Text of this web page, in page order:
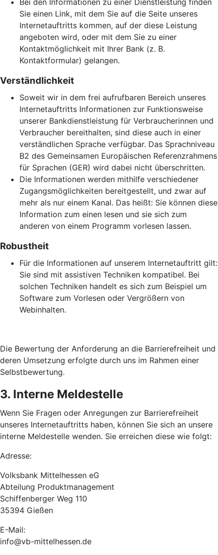
Bei den Informationen zu einer Dienstleistung finden
Sie einen Link, mit dem Sie auf die Seite unseres
Internetauftritts kommen, auf der diese Leistung
angeboten wird, oder mit dem Sie zu einer
Kontaktmöglichkeit mit Ihrer Bank (z. B.
Kontaktformular) gelangen.
Verständlichkeit
Soweit wir in dem frei aufrufbaren Bereich unseres
Internetauftritts Informationen zur Funktionsweise
unserer Bankdienstleistung für Verbraucherinnen und
Verbraucher bereithalten, sind diese auch in einer
verständlichen Sprache verfügbar. Das Sprachniveau
B2 des Gemeinsamen Europäischen Referenzrahmens
für Sprachen (GER) wird dabei nicht überschritten.
Die Informationen werden mithilfe verschiedener
Zugangsmöglichkeiten bereitgestellt, und zwar auf
mehr als nur einem Kanal. Das heißt: Sie können diese
Information zum einen lesen und sie sich zum
anderen von einem Programm vorlesen lassen.
Robustheit
Für die Informationen auf unserem Internetauftritt gilt:
Sie sind mit assistiven Techniken kompatibel. Bei
solchen Techniken handelt es sich zum Beispiel um
Software zum Vorlesen oder Vergrößern von
Webinhalten.
Die Bewertung der Anforderung an die Barrierefreiheit und
deren Umsetzung erfolgte durch uns im Rahmen einer
Selbstbewertung.
3. Interne Meldestelle
Wenn Sie Fragen oder Anregungen zur Barrierefreiheit
unseres Internetauftritts haben, können Sie sich an unsere
interne Meldestelle wenden. Sie erreichen diese wie folgt:
Adresse:
Volksbank Mittelhessen eG
Abteilung Produktmanagement
Schiffenberger Weg 110
35394 Gießen
E-Mail:
info@vb-mittelhessen.de